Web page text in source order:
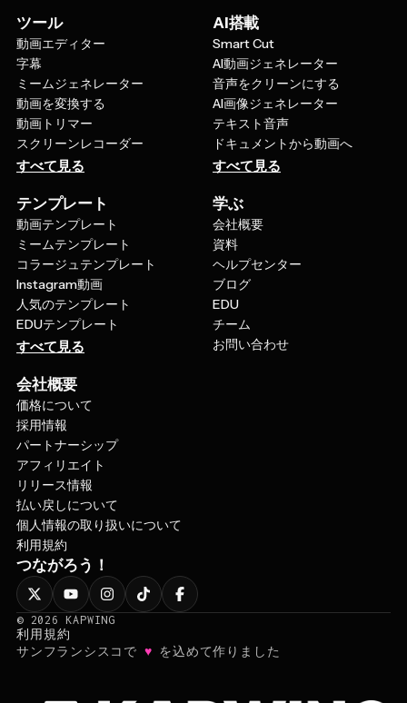
ツール
動画エディター
字幕
ミームジェネレーター
動画を変換する
動画トリマー
スクリーンレコーダー
すべて見る
AI搭載
Smart Cut
AI動画ジェネレーター
音声をクリーンにする
AI画像ジェネレーター
テキスト音声
ドキュメントから動画へ
すべて見る
テンプレート
動画テンプレート
ミームテンプレート
コラージュテンプレート
Instagram動画
人気のテンプレート
EDUテンプレート
すべて見る
学ぶ
会社概要
資料
ヘルプセンター
ブログ
EDU
チーム
お問い合わせ
会社概要
価格について
採用情報
パートナーシップ
アフィリエイト
リリース情報
払い戻しについて
個人情報の取り扱いについて
利用規約
つながろう！
© 2026
KAPWING
利用規約
サンフランシスコで ♥ を込めて作りました